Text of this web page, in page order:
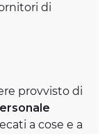
di
provvisto di
a cose e a